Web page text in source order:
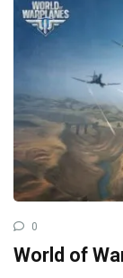
0
World of